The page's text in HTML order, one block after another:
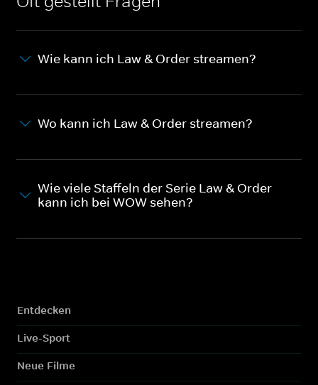
Wie kann ich Law & Order streamen?
Wo kann ich Law & Order streamen?
Wie viele Staffeln der Serie Law & Order
kann ich bei WOW sehen?
Entdecken
Live-Sport
Neue Filme